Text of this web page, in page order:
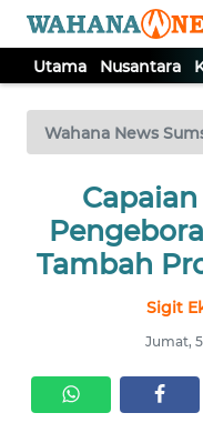
Utama Nusantara
Wahana News
Tambah
Sigit
Jumat,
TV
Tutup
UTAMA
NUSANTARA
SERBA-
SERBI